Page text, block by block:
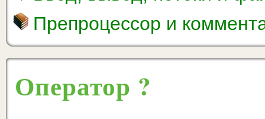
Препроцессор и
Оператор ?